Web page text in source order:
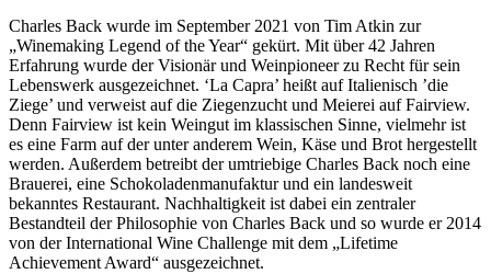
Charles Back wurde im September 2021 von Tim Atkin zur
„Winemaking Legend of the Year“ gekürt. Mit über 42 Jahren
Erfahrung wurde der Visionär und Weinpioneer zu Recht für sein
Lebenswerk ausgezeichnet. ‘La Capra’ heißt auf Italienisch ’die
Ziege’ und verweist auf die Ziegenzucht und Meierei auf Fairview.
Denn Fairview ist kein Weingut im klassischen Sinne, vielmehr ist
es eine Farm auf der unter anderem Wein, Käse und Brot hergestellt
werden. Außerdem betreibt der umtriebige Charles Back noch eine
Brauerei, eine Schokoladenmanufaktur und ein landesweit
bekanntes Restaurant. Nachhaltigkeit ist dabei ein zentraler
Bestandteil der Philosophie von Charles Back und so wurde er 2014
von der International Wine Challenge mit dem „Lifetime
Achievement Award“ ausgezeichnet.